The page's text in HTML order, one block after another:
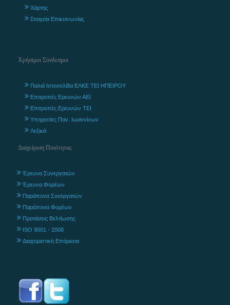
Χάρτης
Στοιχεία Επικοινωνίας
Χρήσιμοι Σύνδεσμοι
Παλιά Ιστοσελίδα ΕΛΚΕ ΤΕΙ ΗΠΕΙΡΟΥ
Επιτροπές Ερευνών ΑΕΙ
Επιτροπές Ερευνών ΤΕΙ
Υπηρεσίες Παν. Ιωαννίνων
Λεξικά
Διαχείριση Ποιότητας
Έρευνα Συνεργατών
Έρευνα Φορέων
Παράπονα Συνεργατών
Παράπονα Φορέων
Προτάσεις Βελτίωσης
ISO 9001 - 2008
Διαχειριστική Επάρκεια